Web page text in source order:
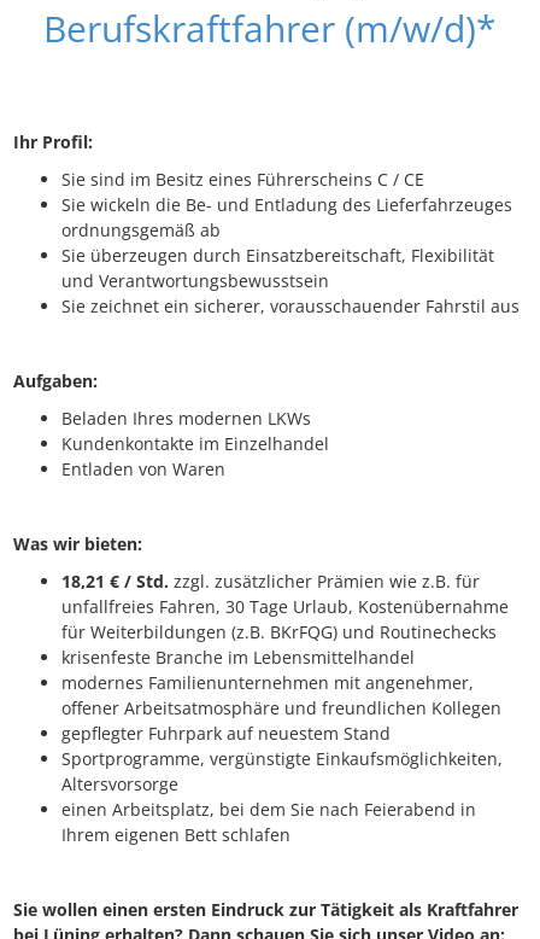
Berufskraftfahrer (m/w/d)*
Ihr Profil:
Sie sind im Besitz eines Führerscheins C / CE
Sie wickeln die Be- und Entladung des Lieferfahrzeuges
ordnungsgemäß ab
Sie überzeugen durch Einsatzbereitschaft, Flexibilität
und Verantwortungsbewusstsein
Sie zeichnet ein sicherer, vorausschauender Fahrstil aus
Aufgaben:
Beladen Ihres modernen LKWs
Kundenkontakte im Einzelhandel
Entladen von Waren
Was wir bieten:
18,21 € / Std. zzgl. zusätzlicher Prämien wie z.B. für
unfallfreies Fahren, 30 Tage Urlaub, Kostenübernahme
für Weiterbildungen (z.B. BKrFQG) und Routinechecks
krisenfeste Branche im Lebensmittelhandel
modernes Familienunternehmen mit angenehmer,
offener Arbeitsatmosphäre und freundlichen Kollegen
gepflegter Fuhrpark auf neuestem Stand
Sportprogramme, vergünstigte Einkaufsmöglichkeiten,
Altersvorsorge
einen Arbeitsplatz, bei dem Sie nach Feierabend in
Ihrem eigenen Bett schlafen
Sie wollen einen ersten Eindruck zur Tätigkeit als Kraftfahrer